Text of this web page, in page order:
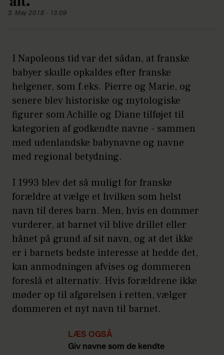
3. May 2018 - 13:09
I Napoleons tid var det sådan, at franske
babyer skulle opkaldes efter franske
helgener, som f.eks. Pierre og Marie, og
senere blev historiske og mytologiske
figurer som Achille og Diane tilføjet til
kategorien af godkendte navne - sammen
med udenlandske babynavne og navne
med regional betydning.
I 1993 blev det så muligt for franske
forældre at vælge et hvilken som helst
navn til deres barn. Men, hvis en dommer
vurderer, at barnet vil blive drillet eller
hånet på grund af sit navn, og at det ikke
er i barnets bedste interesse at hedde det,
kan anmodningen afvises og dommeren
foreslå et alternativ. Hvis forældrene ikke
møder op til afgørelsen i retten, vælger
dommeren et nyt navn til barnet.
LÆS OGSÅ
Giv navne som de kendte